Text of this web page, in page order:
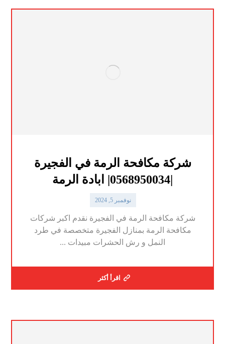
شركة مكافحة الرمة في الفجيرة
|0568950034| ابادة الرمة
نوفمبر 5, 2024
شركة مكافحة الرمة في الفجيرة نقدم اكبر شركات
مكافحة الرمة بمنازل الفجيرة متخصصة في طرد
النمل و رش الحشرات مبيدات ...
اقرأ أكثر